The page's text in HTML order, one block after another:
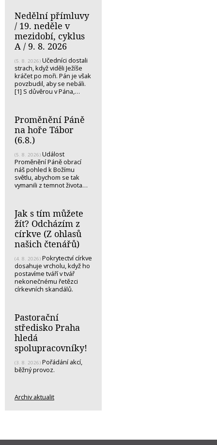
Nedělní přímluvy
/ 19. neděle v
mezidobí, cyklus
A / 9. 8. 2026
(5. 8. 2026) Učedníci dostali
strach, když viděli Ježíše
kráčet po moři. Pán je však
povzbudil, aby se nebáli.
[1] S důvěrou v Pána,…
Proměnění Páně
na hoře Tábor
(6.8.)
(5. 8. 2026) Událost
Proměnění Páně obrací
náš pohled k Božímu
světlu, abychom se tak
vymanili z temnot života…
Jak s tím můžete
žít? Odcházím z
církve (Z ohlasů
našich čtenářů)
(4. 8. 2026) Pokrytectví církve
dosahuje vrcholu, když ho
postavíme tváří v tvář
nekonečnému řetězci
církevních skandálů.
Pastorační
středisko Praha
hledá
spolupracovníky!
(3. 8. 2026) Pořádání akcí,
běžný provoz.
Archiv aktualit